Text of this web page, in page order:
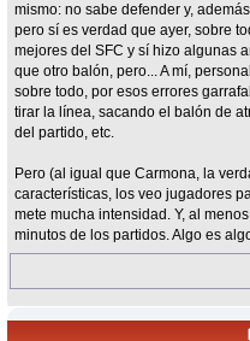
mismo: no sabe defender y,
pero sí es verdad que ayer, sobre
mejores del SFC y sí hizo algunas
que otro balón, pero... A mí,
sobre todo, por esos errores
tirar la línea, sacando el balón de
del partido, etc.
Pero (al igual que Carmona, la
características, los veo jugadores
mete mucha intensidad. Y, al
minutos de los partidos. Algo es